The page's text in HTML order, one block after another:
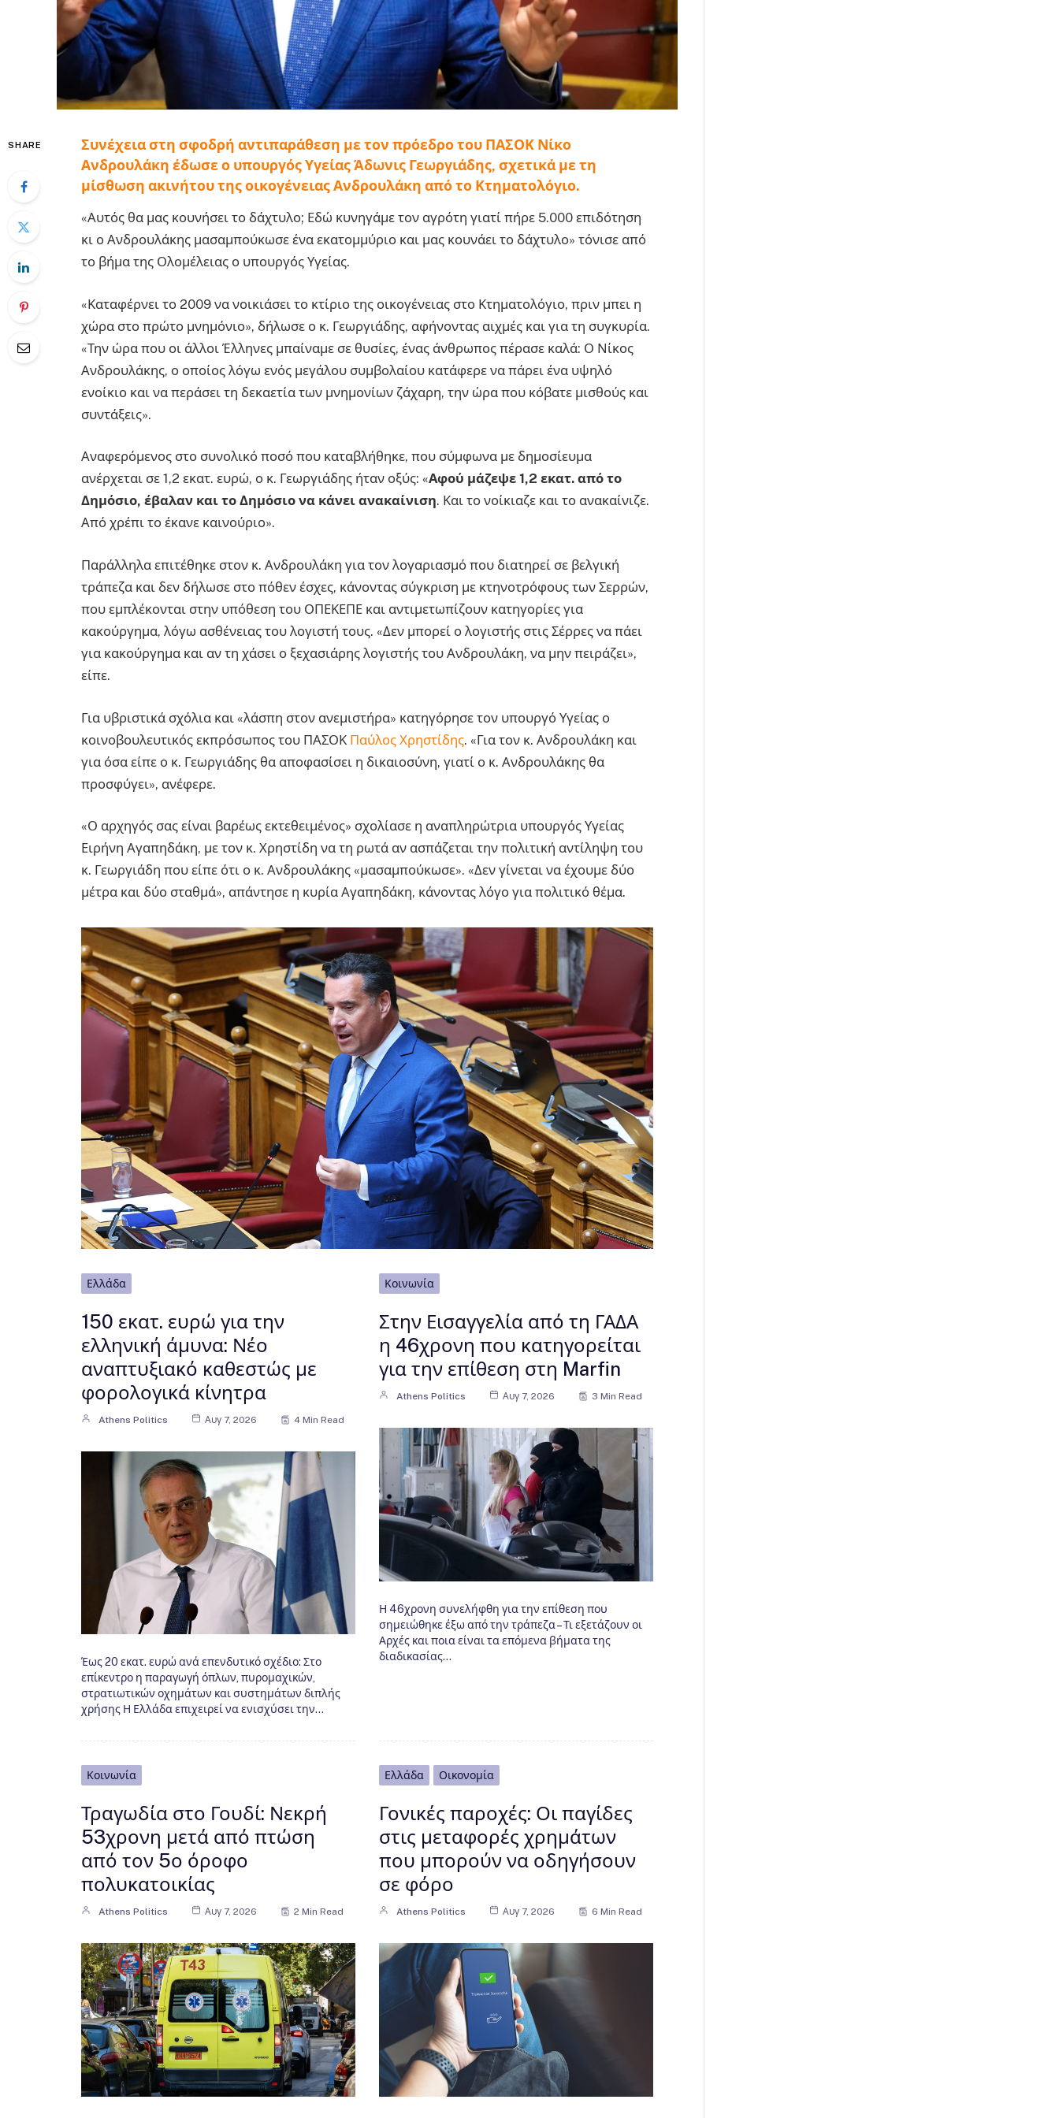
SHARE
Συνέχεια στη σφοδρή αντιπαράθεση με τον πρόεδρο του ΠΑΣΟΚ Νίκο
Ανδρουλάκη έδωσε ο υπουργός Υγείας Άδωνις Γεωργιάδης, σχετικά με τη
μίσθωση ακινήτου της οικογένειας Ανδρουλάκη από το Κτηματολόγιο.
«Αυτός θα μας κουνήσει το δάχτυλο; Εδώ κυνηγάμε τον αγρότη γιατί πήρε 5.000 επιδότηση
κι ο Ανδρουλάκης μασαμπούκωσε ένα εκατομμύριο και μας κουνάει το δάχτυλο» τόνισε από
το βήμα της Ολομέλειας ο υπουργός Υγείας.
«Καταφέρνει το 2009 να νοικιάσει το κτίριο της οικογένειας στο Κτηματολόγιο, πριν μπει η
χώρα στο πρώτο μνημόνιο», δήλωσε ο κ. Γεωργιάδης, αφήνοντας αιχμές και για τη συγκυρία.
«Την ώρα που οι άλλοι Έλληνες μπαίναμε σε θυσίες, ένας άνθρωπος πέρασε καλά: Ο Νίκος
Ανδρουλάκης, ο οποίος λόγω ενός μεγάλου συμβολαίου κατάφερε να πάρει ένα υψηλό
ενοίκιο και να περάσει τη δεκαετία των μνημονίων ζάχαρη, την ώρα που κόβατε μισθούς και
συντάξεις».
Αναφερόμενος στο συνολικό ποσό που καταβλήθηκε, που σύμφωνα με δημοσίευμα
ανέρχεται σε 1,2 εκατ. ευρώ, ο κ. Γεωργιάδης ήταν οξύς: «Αφού μάζεψε 1,2 εκατ. από το
Δημόσιο, έβαλαν και το Δημόσιο να κάνει ανακαίνιση. Και το νοίκιαζε και το ανακαίνιζε.
Από χρέπι το έκανε καινούριο».
Παράλληλα επιτέθηκε στον κ. Ανδρουλάκη για τον λογαριασμό που διατηρεί σε βελγική
τράπεζα και δεν δήλωσε στο πόθεν έσχες, κάνοντας σύγκριση με κτηνοτρόφους των Σερρών,
που εμπλέκονται στην υπόθεση του ΟΠΕΚΕΠΕ και αντιμετωπίζουν κατηγορίες για
κακούργημα, λόγω ασθένειας του λογιστή τους. «Δεν μπορεί ο λογιστής στις Σέρρες να πάει
για κακούργημα και αν τη χάσει ο ξεχασιάρης λογιστής του Ανδρουλάκη, να μην πειράζει»,
είπε.
Για υβριστικά σχόλια και «λάσπη στον ανεμιστήρα» κατηγόρησε τον υπουργό Υγείας ο
κοινοβουλευτικός εκπρόσωπος του ΠΑΣΟΚ Παύλος Χρηστίδης. «Για τον κ. Ανδρουλάκη και
για όσα είπε ο κ. Γεωργιάδης θα αποφασίσει η δικαιοσύνη, γιατί ο κ. Ανδρουλάκης θα
προσφύγει», ανέφερε.
«Ο αρχηγός σας είναι βαρέως εκτεθειμένος» σχολίασε η αναπληρώτρια υπουργός Υγείας
Ειρήνη Αγαπηδάκη, με τον κ. Χρηστίδη να τη ρωτά αν ασπάζεται την πολιτική αντίληψη του
κ. Γεωργιάδη που είπε ότι ο κ. Ανδρουλάκης «μασαμπούκωσε». «Δεν γίνεται να έχουμε δύο
μέτρα και δύο σταθμά», απάντησε η κυρία Αγαπηδάκη, κάνοντας λόγο για πολιτικό θέμα.
Ελλάδα
150 εκατ. ευρώ για την
ελληνική άμυνα: Νέο
αναπτυξιακό καθεστώς με
φορολογικά κίνητρα
Athens Politics Αυγ 7, 2026 4 Min Read
Έως 20 εκατ. ευρώ ανά επενδυτικό σχέδιο: Στο
επίκεντρο η παραγωγή όπλων, πυρομαχικών,
στρατιωτικών οχημάτων και συστημάτων διπλής
χρήσης Η Ελλάδα επιχειρεί να ενισχύσει την…
Κοινωνία
Στην Εισαγγελία από τη ΓΑΔΑ
η 46χρονη που κατηγορείται
για την επίθεση στη Marfin
Athens Politics Αυγ 7, 2026 3 Min Read
Η 46χρονη συνελήφθη για την επίθεση που
σημειώθηκε έξω από την τράπεζα – Τι εξετάζουν οι
Αρχές και ποια είναι τα επόμενα βήματα της
διαδικασίας…
Κοινωνία
Τραγωδία στο Γουδί: Νεκρή
53χρονη μετά από πτώση
από τον 5ο όροφο
πολυκατοικίας
Athens Politics Αυγ 7, 2026 2 Min Read
Ελλάδα Οικονομία
Γονικές παροχές: Οι παγίδες
στις μεταφορές χρημάτων
που μπορούν να οδηγήσουν
σε φόρο
Athens Politics Αυγ 7, 2026 6 Min Read